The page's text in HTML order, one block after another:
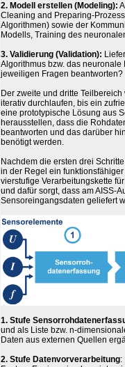
2. Modell erstellen (Modeling):
Cleaning and Preparing-
Algorithmen) sowie der
Modells, Training des
3. Validierung (Validation):
Algorithmus bzw. das
jeweiligen Fragen
Der zweite und dritte
iterativ durchlaufen, bis ein
eine prototypische Lösung aus
herausstellen, dass die
beantworten und das darüber
benötigt werden.
Nachdem die ersten drei
in der Regel ein
vierstufige Verarbeitungskette
und dafür sorgt, dass am AISS-
Sensoreingangsdaten geliefert
1. Stufe
und als Liste bzw. n-
Daten aus externen Quellen
2. Stufe Datenvorverarbeitung: